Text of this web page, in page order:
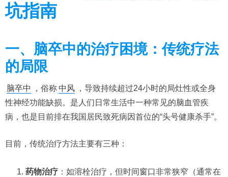
坑指南
一、脑卒中的治疗困境：传统疗法
的局限
脑卒中 ，俗称 中风 ，导致持续超过24小时的局灶性或全身
性神经功能缺损。是人们日常生活中一种常见的脑血管疾
病，也是目前排在我国居民致死病因首位的“头号健康杀手”。
目前，传统治疗方法主要有三种：
​药物治疗​ ​：如溶栓治疗，但​​时间窗口非常狭窄​​（通常在